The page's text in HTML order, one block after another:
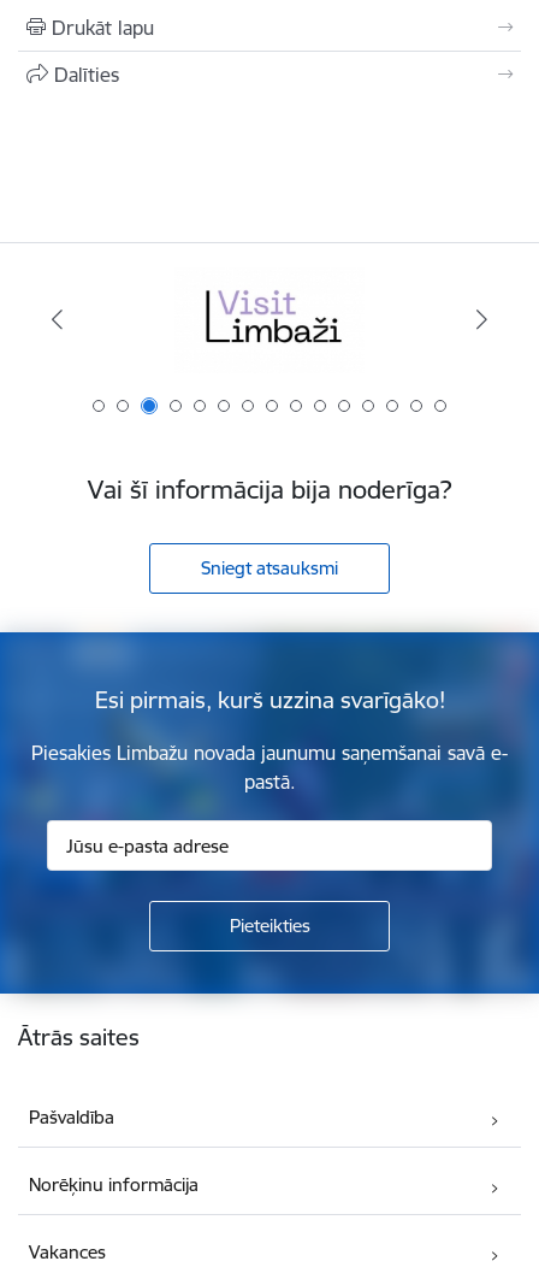
Drukāt lapu
Dalīties
Vai šī informācija bija noderīga?
Sniegt atsauksmi
Esi pirmais, kurš uzzina svarīgāko!
Piesakies Limbažu novada jaunumu saņemšanai savā e-
pastā.
Kājene
Ātrās saites
Pašvaldība
Norēķinu informācija
Vakances